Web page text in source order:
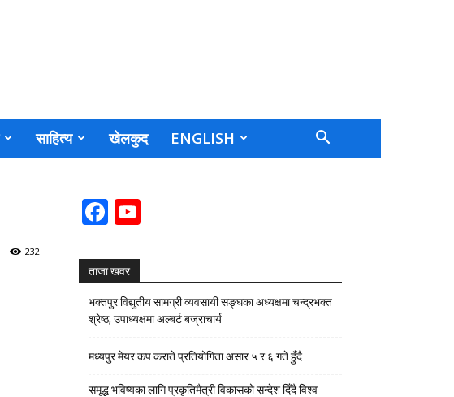
साहित्य खेलकुद ENGLISH
232
Facebook
ताजा खवर
भक्तपुर विद्युतीय सामग्री व्यवसायी सङ्घका अध्यक्षमा चन्द्रभक्त
श्रेष्ठ, उपाध्यक्षमा अल्बर्ट बज्राचार्य
मध्यपुर मेयर कप कराते प्रतियोगिता असार ५ र ६ गते हुँदै
समृद्ध भविष्यका लागि प्रकृतिमैत्री विकासको सन्देश दिँदै विश्व